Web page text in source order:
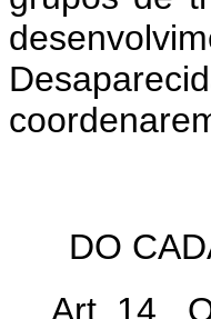
DO
Art. 14.